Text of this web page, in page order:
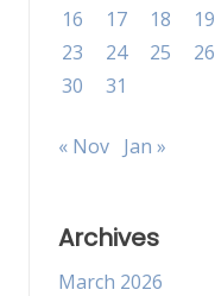
16
17 18 19
23
24 25 26
30
31
« Nov Jan »
Archives
March 2026